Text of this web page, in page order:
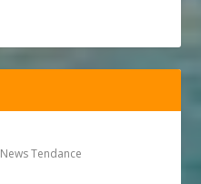
News Tendance